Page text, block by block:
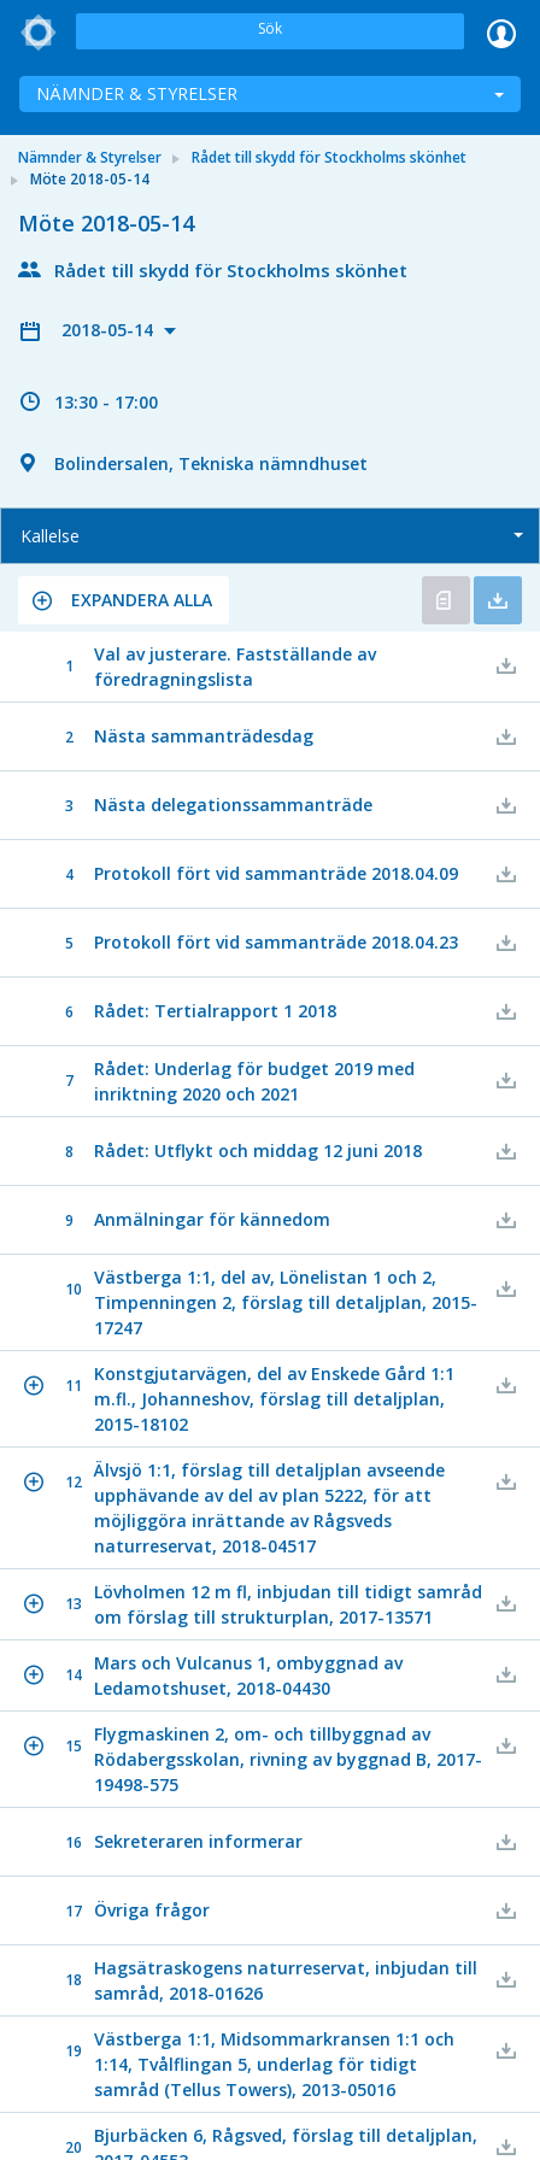
Sök
NÄMNDER & STYRELSER
Nämnder & Styrelser
Rådet till skydd för Stockholms skönhet
Möte 2018-05-14
Möte 2018-05-14
Rådet till skydd för Stockholms skönhet
2018-05-14
13:30 - 17:00
Bolindersalen, Tekniska nämndhuset
Kallelse
EXPANDERA ALLA
1
Val av justerare. Fastställande av
föredragningslista
2 Nästa sammanträdesdag
3 Nästa delegationssammanträde
4 Protokoll fört vid sammanträde 2018.04.09
5 Protokoll fört vid sammanträde 2018.04.23
6 Rådet: Tertialrapport 1 2018
7
Rådet: Underlag för budget 2019 med
inriktning 2020 och 2021
8 Rådet: Utflykt och middag 12 juni 2018
9 Anmälningar för kännedom
10
Västberga 1:1, del av, Lönelistan 1 och 2,
Timpenningen 2, förslag till detaljplan, 2015-
17247
11
Konstgjutarvägen, del av Enskede Gård 1:1
m.fl., Johanneshov, förslag till detaljplan,
2015-18102
12
Älvsjö 1:1, förslag till detaljplan avseende
upphävande av del av plan 5222, för att
möjliggöra inrättande av Rågsveds
naturreservat, 2018-04517
13
Lövholmen 12 m fl, inbjudan till tidigt samråd
om förslag till strukturplan, 2017-13571
14
Mars och Vulcanus 1, ombyggnad av
Ledamotshuset, 2018-04430
15
Flygmaskinen 2, om- och tillbyggnad av
Rödabergsskolan, rivning av byggnad B, 2017-
19498-575
16 Sekreteraren informerar
17 Övriga frågor
18
Hagsätraskogens naturreservat, inbjudan till
samråd, 2018-01626
19
Västberga 1:1, Midsommarkransen 1:1 och
1:14, Tvålflingan 5, underlag för tidigt
samråd (Tellus Towers), 2013-05016
20
Bjurbäcken 6, Rågsved, förslag till detaljplan,